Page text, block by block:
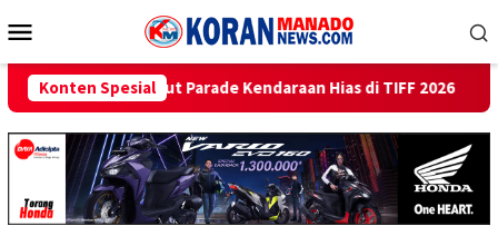
ke
Mobile
Konten Spesial
Kendaraan Hias di TIFF 2026 Beri Promo Hemat